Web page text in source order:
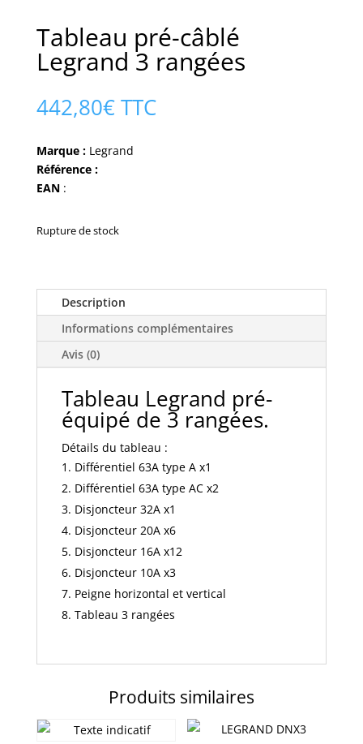
Tableau pré-câblé
Legrand 3 rangées
442,80€ TTC
Marque :Legrand
Référence :
EAN:
Rupture de stock
Description
Informations complémentaires
Avis (0)
Tableau Legrand pré-
équipé de 3 rangées.
Détails du tableau :
Différentiel 63A type A x1
Différentiel 63A type AC x2
Disjoncteur 32A x1
Disjoncteur 20A x6
Disjoncteur 16A x12
Disjoncteur 10A x3
Peigne horizontal et vertical
Tableau 3 rangées
Produits similaires